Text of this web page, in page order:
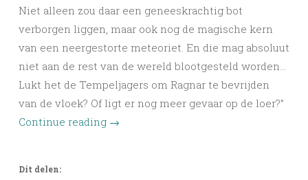
Niet alleen zou daar een geneeskrachtig bot
verborgen liggen, maar ook nog de magische kern
van een neergestorte meteoriet. En die mag absoluut
niet aan de rest van de wereld blootgesteld worden…
Lukt het de Tempeljagers om Ragnar te bevrijden
van de vloek? Of ligt er nog meer gevaar op de loer?”
Continue reading →
Dit delen: